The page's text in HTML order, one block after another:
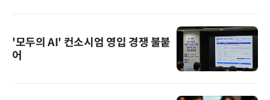
'모두의 AI' 컨소시엄 영입 경쟁 불붙
어